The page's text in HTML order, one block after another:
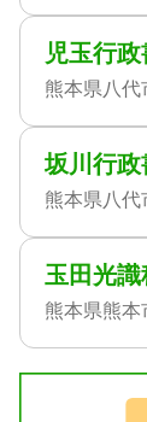
児玉行
熊本県八代
坂川行
熊本県八代
玉田光